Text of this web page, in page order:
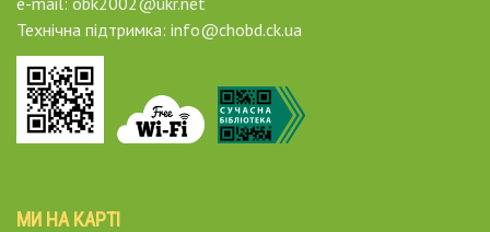
Технічна підтримка: info@chobd.ck.ua
МИ НА КАРТІ